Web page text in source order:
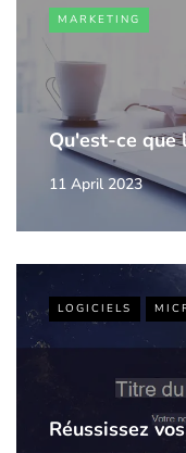
MARKETING
Qu'est-ce
11 April 2023
LOGICIELS
Réussissez